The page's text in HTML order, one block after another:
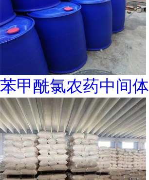
苯甲酰氯农药中间体